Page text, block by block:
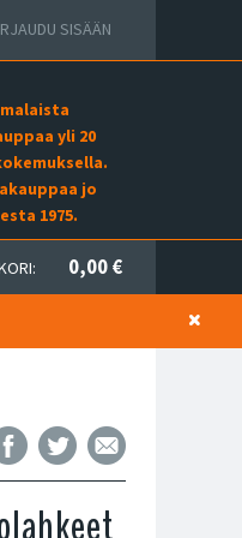
SISÄÄN
yli 20
jo
1975.
0,00 €